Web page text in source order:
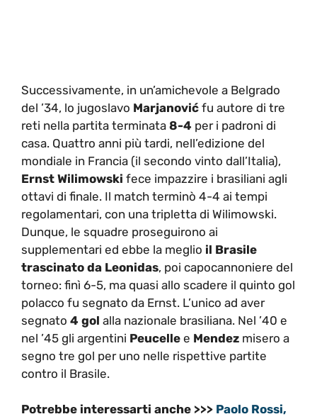
Successivamente, in un’amichevole a Belgrado
del ’34, lo jugoslavo Marjanović fu autore di tre
reti nella partita terminata 8-4 per i padroni di
casa. Quattro anni più tardi, nell’edizione del
mondiale in Francia (il secondo vinto dall’Italia),
Ernst Wilimowski fece impazzire i brasiliani agli
ottavi di finale. Il match terminò 4-4 ai tempi
regolamentari, con una tripletta di Wilimowski.
Dunque, le squadre proseguirono ai
supplementari ed ebbe la meglio il Brasile
trascinato da Leonidas, poi capocannoniere del
torneo: finì 6-5, ma quasi allo scadere il quinto gol
polacco fu segnato da Ernst. L’unico ad aver
segnato 4 gol alla nazionale brasiliana. Nel ’40 e
nel ’45 gli argentini Peucelle e Mendez misero a
segno tre gol per uno nelle rispettive partite
contro il Brasile.
Potrebbe interessarti anche >>> Paolo Rossi,